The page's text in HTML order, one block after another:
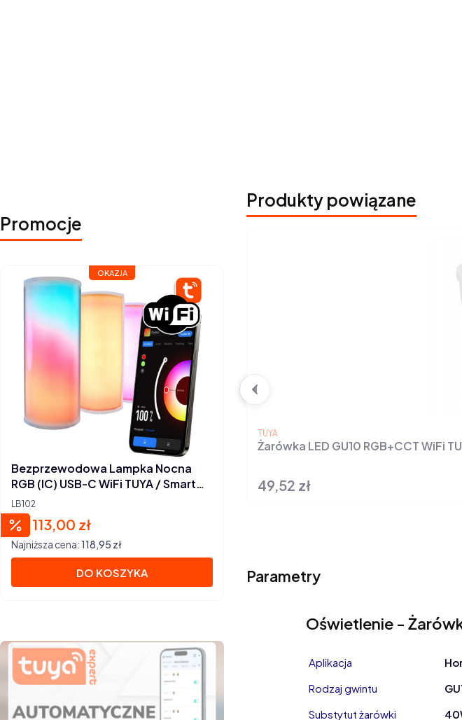
Promocje
OKAZJA
LB102
Bezprzewodowa Lampka Nocna
RGB (IC) USB-C WiFi TUYA / Smart
Life
Cena promocyjna
113,00 zł
Najniższa cena:118,95 zł
DO KOSZYKA
Produkty powiązane
Żarówka LED GU10 RGB+CCT WiFi
PRODUCENT
TUYA
Cena
49,52 zł
Parametry
Oświetlenie -
Aplikacja
Rodzaj gwintu
Substytut żarówki